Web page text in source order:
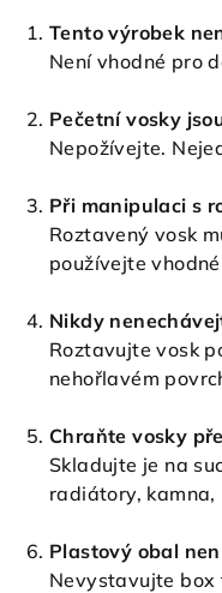
Tento výrobek
Není vhodné pro
Pečetní vosky
Nepožívejte.
Při manipulaci s
Roztavený vosk
používejte
Nikdy
Roztavujte vosk
nehořlavém
Chraňte vosky
Skladujte je na
radiátory, kamna,
Plastový obal
Nevystavujte box